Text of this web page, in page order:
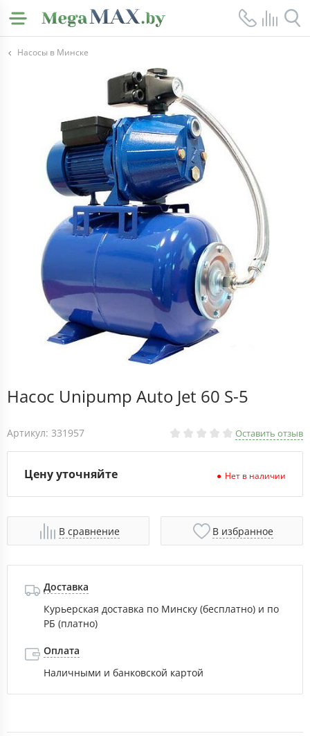
Насосы в Минске
Насос Unipump Auto Jet 60 S-5
Артикул: 331957 Оставить отзыв
Цену уточняйте Нет в наличии
В сравнение В избранное
Доставка
Курьерская доставка по Минску (бесплатно) и по
РБ (платно)
Оплата
Наличными и банковской картой